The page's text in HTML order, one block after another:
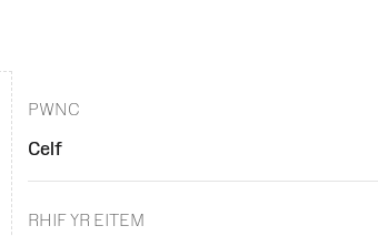
PWNC
Celf
RHIF YR EITEM